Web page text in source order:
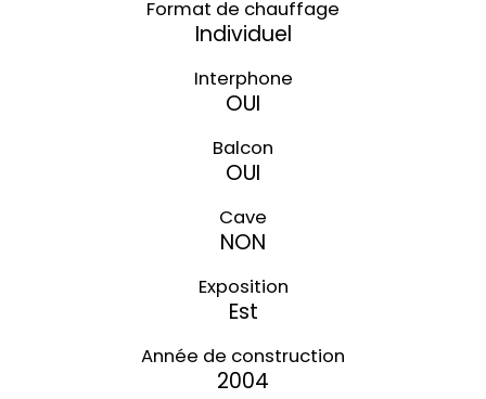
Format de chauffage
Individuel
Interphone
OUI
Balcon
OUI
Cave
NON
Exposition
Est
Année de construction
2004